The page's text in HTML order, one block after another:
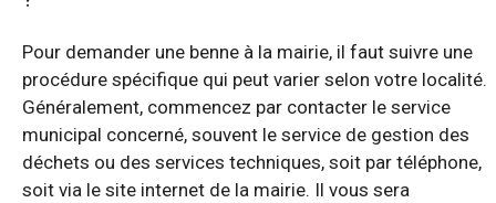
Pour demander une benne à la mairie, il faut suivre une
procédure spécifique qui peut varier selon votre localité.
Généralement, commencez par contacter le service
municipal concerné, souvent le service de gestion des
déchets ou des services techniques, soit par téléphone,
soit via le site internet de la mairie. Il vous sera